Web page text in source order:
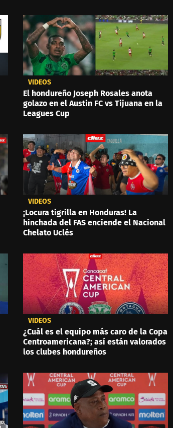
VIDEOS
El hondureño Joseph Rosales anota
golazo en el Austin FC vs Tijuana en la
Leagues Cup
VIDEOS
¡Locura tigrilla en Honduras! La
hinchada del FAS enciende el Nacional
Chelato Uclés
VIDEOS
¿Cuál es el equipo más caro de la Copa
Centroamericana?; así están valorados
los clubes hondureños